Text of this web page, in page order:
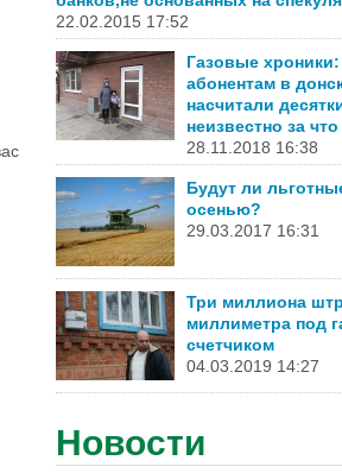
22.02.2015 17:52
Газовые
абонентам в
насчитали
неизвестно за что
28.11.2018 16:38
Будут ли
осенью?
29.03.2017 16:31
Три миллиона
миллиметра под
счетчиком
04.03.2019 14:27
Новости